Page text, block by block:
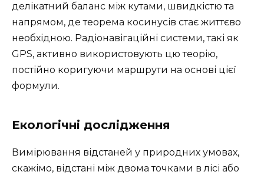
делікатний баланс між кутами, швидкістю та
напрямом, де теорема косинусів стає життєво
необхідною. Радіонавігаційні системи, такі як
GPS, активно використовують цю теорію,
постійно коригуючи маршрути на основі цієї
формули.
Екологічні дослідження
Вимірювання відстаней у природних умовах,
скажімо, відстані між двома точками в лісі або